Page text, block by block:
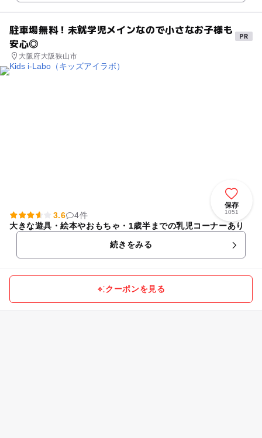
駐車場無料！未就学児メインなので小さなお子様も
安心◎
大阪府大阪狭山市
保存
1051
3.6
4件
大きな遊具・絵本やおもちゃ・1歳半までの乳児コーナーあり
続きをみる
クーポンを見る